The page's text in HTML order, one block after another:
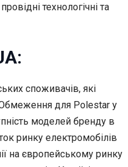
технологічні та
споживачів, які
для Polestar у
моделей бренду в
ринку електромобілів
на європейському ринку